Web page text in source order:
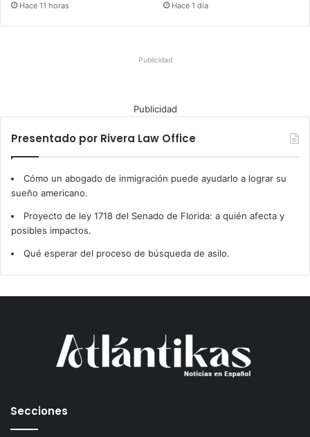
Hace 11 horas Hace 1 día
Publicidad
Publicidad
Presentado por Rivera Law Office
Cómo un abogado de inmigración puede ayudarlo a lograr su
sueño americano.
Proyecto de ley 1718 del Senado de Florida: a quién afecta y
posibles impactos.
Qué esperar del proceso de búsqueda de asilo.
Secciones